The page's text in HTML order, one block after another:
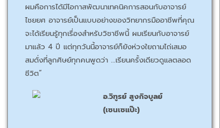
ผมคือการได้มีโอกาสพัฒนาเทคนิคการสอนกับอาจารย์
ไชยยศ อาจารย์เป็นแบบอย่างของวิทยากรมืออาชีพที่คุณ
จะได้เรียนรู้ทุกเรื่องสำหรับวิชาชีพนี้ ผมเรียนกับอาจารย์
มาแล้ว 4 ปี แต่ทุกวันนี้อาจารย์ก็ยังห่วงใยถามไถ่เสมอ
สมดั่งที่ลูกศิษย์ทุกคนพูดว่า …เรียนครั้งเดียวดูแลตลอด
ชีวิต”
อ.วิฑูรย์ สูงกิจบูลย์
(เซนเซแป๊ะ)